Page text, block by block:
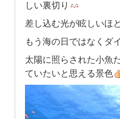
しい裏切り
差し込む光が眩しいほ
もう海の日ではなくダ
太陽に照らされた小魚
ていたいと思える景色